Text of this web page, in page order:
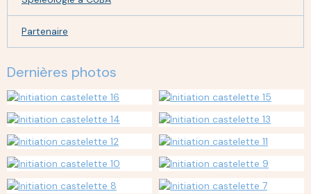
Partenaire
Dernières photos